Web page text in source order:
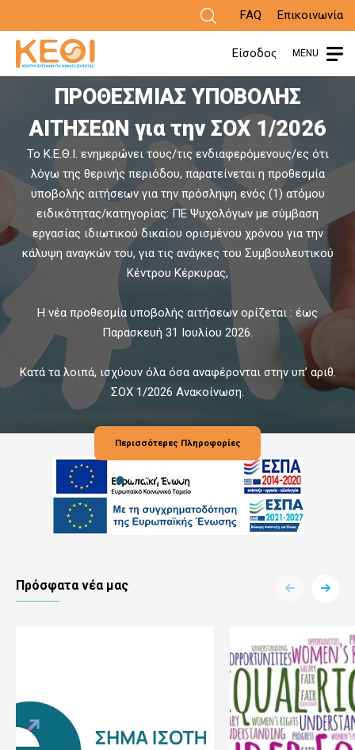
προς
το
περιεχόμενο
FAQ Επικοινωνία
Είσοδος MENU
ΑΝΑΚΟΙΝΩΣΗ ΠΑΡΑΤΑΣΗΣ
ΠΡΟΘΕΣΜΙΑΣ ΥΠΟΒΟΛΗΣ
ΑΙΤΗΣΕΩΝ για την ΣΟΧ 1/2026
Το Κ.Ε.Θ.Ι. ενημερώνει τους/τις ενδιαφερόμενους/ες ότι
λόγω της θερινής περιόδου, παρατείνεται η προθεσμία
υποβολής αιτήσεων για την πρόσληψη ενός (1) ατόμου
ειδικότητας/κατηγορίας: ΠΕ Ψυχολόγων με σύμβαση
εργασίας ιδιωτικού δικαίου ορισμένου χρόνου για την
κάλυψη αναγκών του, για τις ανάγκες του Συμβουλευτικού
Κέντρου Κέρκυρας,
Η νέα προθεσμία υποβολής αιτήσεων ορίζεται : έως
Παρασκευή 31 Ιουλίου 2026.
Κατά τα λοιπά, ισχύουν όλα όσα αναφέρονται στην υπ’ αριθ.
ΣΟΧ 1/2026 Ανακοίνωση.
Περισσότερες Πληροφορίες
Πρόσφατα νέα μας